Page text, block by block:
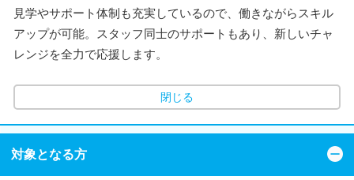
見学やサポート体制も充実しているので、働きながらスキル
アップが可能。スタッフ同士のサポートもあり、新しいチャ
レンジを全力で応援します。
閉じる
対象となる方